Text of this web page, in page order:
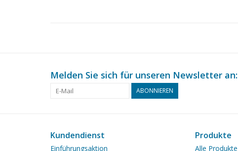
Melden Sie sich für unseren Newsletter an:
ABONNIEREN
Kundendienst
Einführungsaktion
Produkte
Alle Produkte